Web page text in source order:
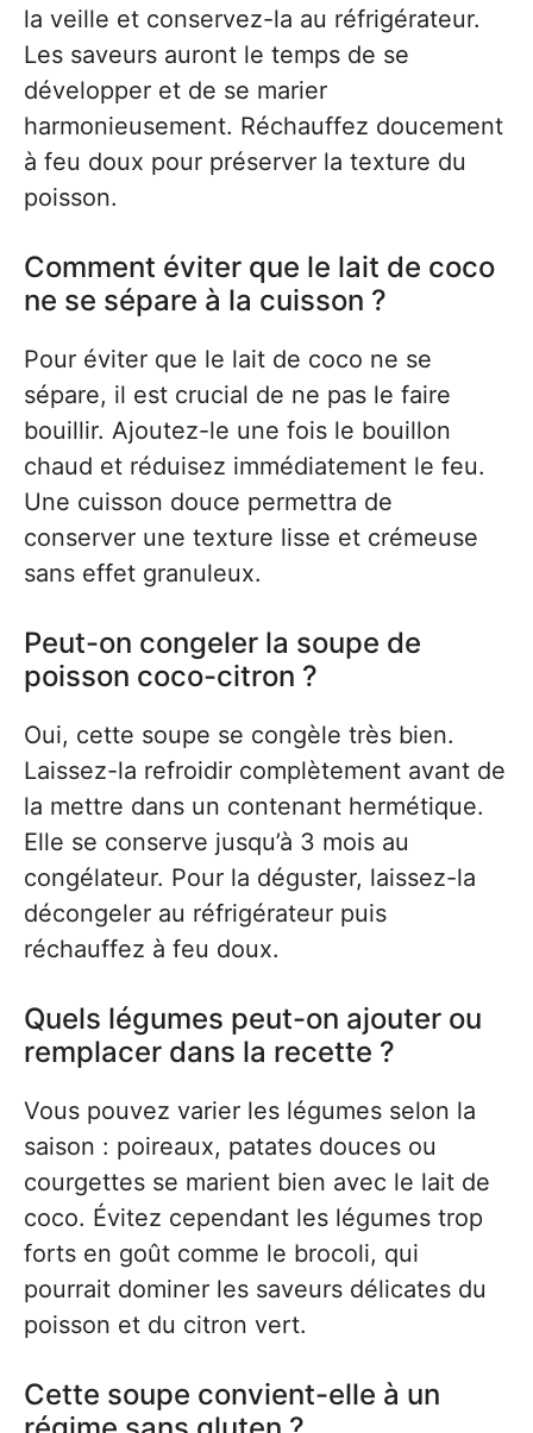
la veille et conservez-la au réfrigérateur.
Les saveurs auront le temps de se
développer et de se marier
harmonieusement. Réchauffez doucement
à feu doux pour préserver la texture du
poisson.
Comment éviter que le lait de coco
ne se sépare à la cuisson ?
Pour éviter que le lait de coco ne se
sépare, il est crucial de ne pas le faire
bouillir. Ajoutez-le une fois le bouillon
chaud et réduisez immédiatement le feu.
Une cuisson douce permettra de
conserver une texture lisse et crémeuse
sans effet granuleux.
Peut-on congeler la soupe de
poisson coco-citron ?
Oui, cette soupe se congèle très bien.
Laissez-la refroidir complètement avant de
la mettre dans un contenant hermétique.
Elle se conserve jusqu’à 3 mois au
congélateur. Pour la déguster, laissez-la
décongeler au réfrigérateur puis
réchauffez à feu doux.
Quels légumes peut-on ajouter ou
remplacer dans la recette ?
Vous pouvez varier les légumes selon la
saison : poireaux, patates douces ou
courgettes se marient bien avec le lait de
coco. Évitez cependant les légumes trop
forts en goût comme le brocoli, qui
pourrait dominer les saveurs délicates du
poisson et du citron vert.
Cette soupe convient-elle à un